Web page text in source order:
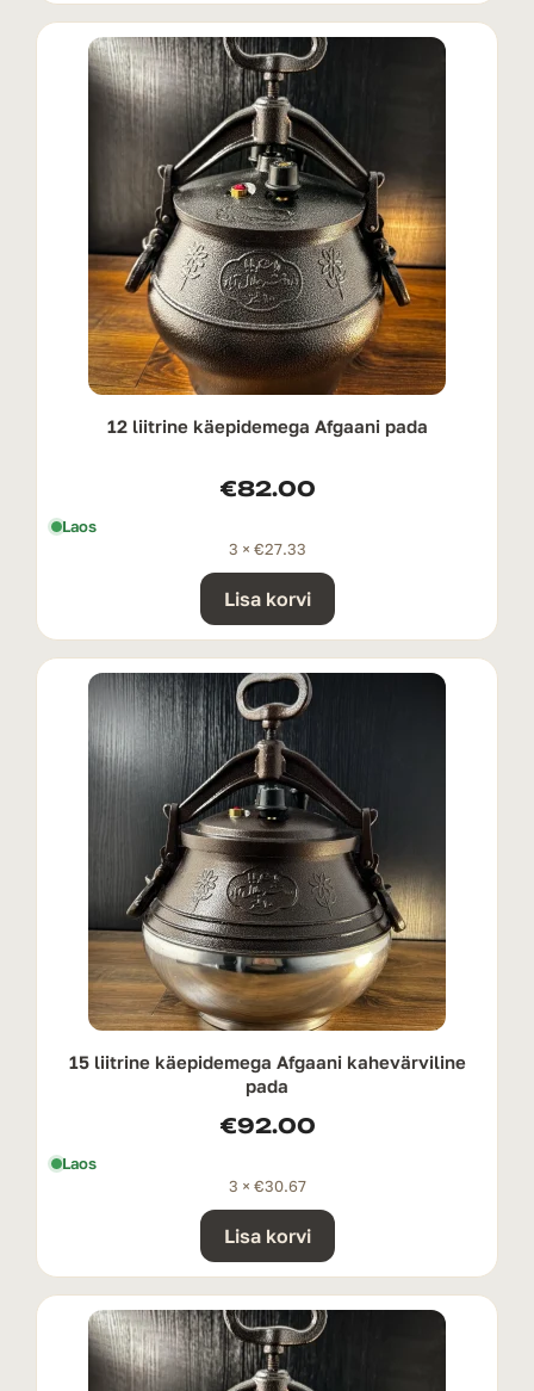
12 liitrine käepidemega Afgaani pada
€82.00
Laos
3 × €27.33
Lisa korvi
15 liitrine käepidemega Afgaani kahevärviline
pada
€92.00
Laos
3 × €30.67
Lisa korvi